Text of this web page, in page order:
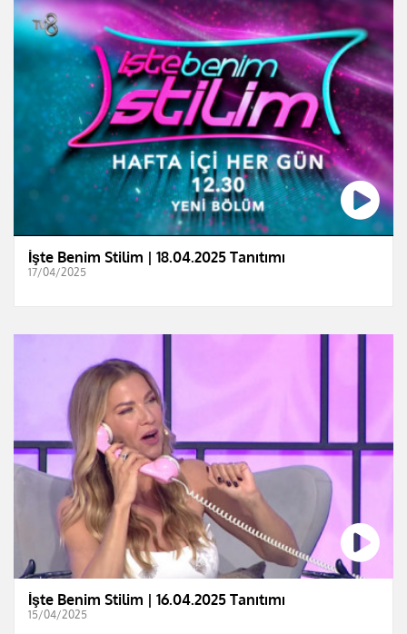
İşte Benim Stilim | 18.04.2025 Tanıtımı
17/04/2025
İşte Benim Stilim | 16.04.2025 Tanıtımı
15/04/2025